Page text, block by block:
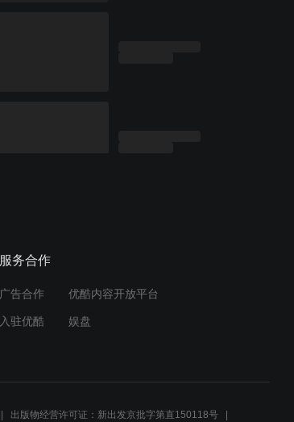
服务合作
广告合作 优酷内容开放平台
入驻优酷 娱盘
出版物经营许可证：新出发京批字第直150118号